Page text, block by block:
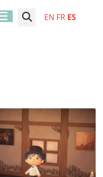
EN FR ES